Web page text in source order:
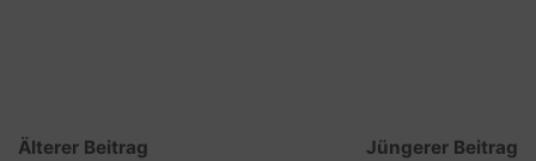
Älterer Beitrag Jüngerer Beitrag